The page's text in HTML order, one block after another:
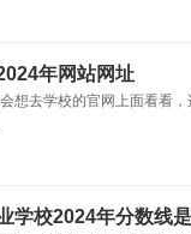
年网站网址
想去学校的官网上面看看
学校2024年分数线